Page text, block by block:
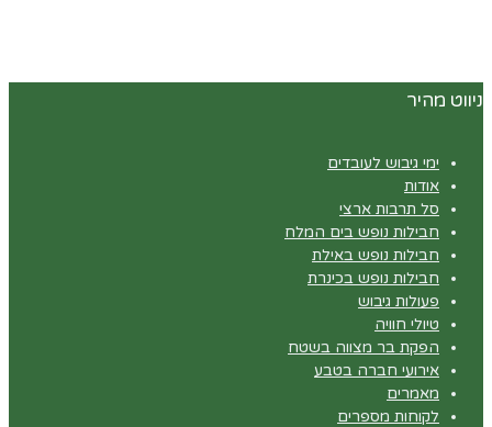
ניווט מהיר
ימי גיבוש לעובדים
אודות
סל תרבות ארצי
חבילות נופש בים המלח
חבילות נופש באילת
חבילות נופש בכינרת
פעולות גיבוש
טיולי חוויה
הפקת בר מצווה בשטח
אירועי חברה בטבע
מאמרים
לקוחות מספרים